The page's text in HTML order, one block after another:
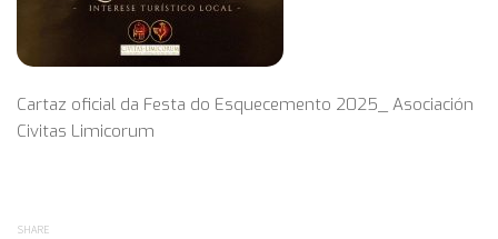
Cartaz oficial da Festa do Esquecemento 2025_ Asociación
Civitas Limicorum
SHARE